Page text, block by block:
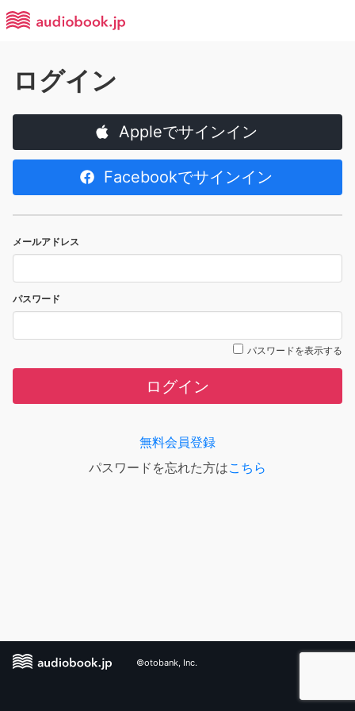
ログイン
Appleでサインイン
Facebookでサインイン
メールアドレス
パスワード
パスワードを表示する
ログイン
無料会員登録
パスワードを忘れた方はこちら
©otobank, Inc.